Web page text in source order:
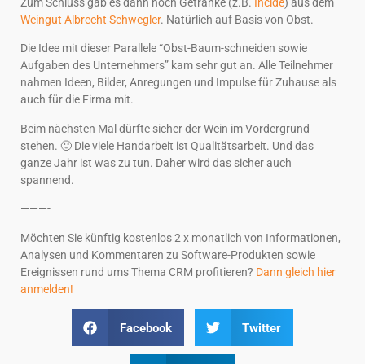
Weingut Albrecht Schwegler. Natürlich auf Basis von Obst.
Die Idee mit dieser Parallele “Obst-Baum-schneiden sowie
Aufgaben des Unternehmers” kam sehr gut an. Alle Teilnehmer
nahmen Ideen, Bilder, Anregungen und Impulse für Zuhause als
auch für die Firma mit.
Beim nächsten Mal dürfte sicher der Wein im Vordergrund
stehen. 🙂 Die viele Handarbeit ist Qualitätsarbeit. Und das
ganze Jahr ist was zu tun. Daher wird das sicher auch
spannend.
———-
Möchten Sie künftig kostenlos 2 x monatlich von Informationen,
Analysen und Kommentaren zu Software-Produkten sowie
Ereignissen rund ums Thema CRM profitieren? Dann gleich hier
anmelden!
Facebook Twitter